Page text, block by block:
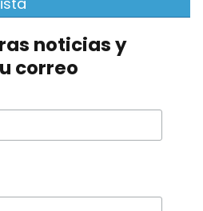
noticias y
correo